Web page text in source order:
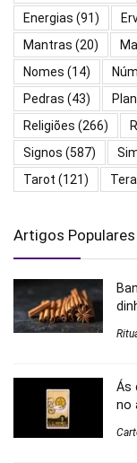
Energias (91)
Mantras (20)
Nomes (14)
Pedras (43)
Religiões (266)
Signos (587)
Tarot (121)
Artigos Populares
Ás
no